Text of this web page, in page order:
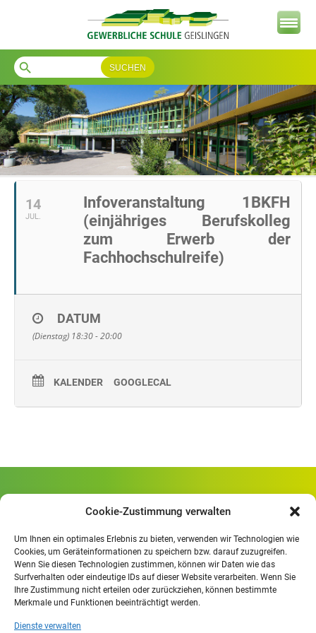
Cookie-Zustimmung verwalten
Um Ihnen ein optimales Erlebnis zu bieten, verwenden wir Technologien wie
Cookies, um Geräteinformationen zu speichern bzw. darauf zuzugreifen.
Wenn Sie diesen Technologien zustimmen, können wir Daten wie das
Surfverhalten oder eindeutige IDs auf dieser Website verarbeiten. Wenn Sie
Ihre Zustimmung nicht erteilen oder zurückziehen, können bestimmte
Merkmale und Funktionen beeinträchtigt werden.
Dienste verwalten
search
14
JUL.
Infoveranstaltung 1BKFH
(einjähriges Berufskolleg
zum Erwerb der
Fachhochschulreife)
DATUM
(Dienstag) 18:30 - 20:00
KALENDER GOOGLECAL
Rheinlandstraße 80
Öffnungszeiten
Mo. - Fr.
07.30 - 13.00 Uhr
Mo. - Do.
13:30 - 15.30 Uhr